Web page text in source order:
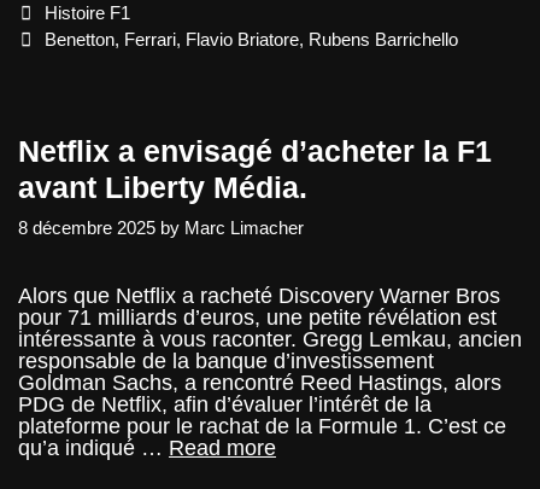
avortés
:
Categories
Histoire F1
Tags
Benetton, Ferrari, Flavio Briatore, Rubens Barrichello
Netflix a envisagé d’acheter la F1
avant Liberty Média.
8 décembre 2025 by Marc Limacher
Alors que Netflix a racheté Discovery Warner Bros
pour 71 milliards d’euros, une petite révélation est
intéressante à vous raconter. Gregg Lemkau, ancien
responsable de la banque d’investissement
Goldman Sachs, a rencontré Reed Hastings, alors
PDG de Netflix, afin d’évaluer l’intérêt de la
plateforme pour le rachat de la Formule 1. C’est ce
qu’a indiqué … Read moreNetflix